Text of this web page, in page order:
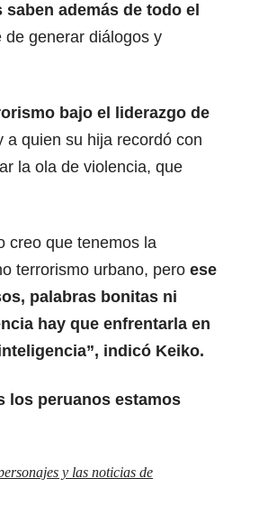
además de todo el
generar diálogos y
bajo el liderazgo de
a quien su hija recordó con
la ola de violencia, que
creo que tenemos la
terrorismo urbano, pero ese
palabras bonitas ni
hay que enfrentarla en
indicó Keiko.
los peruanos estamos
y las noticias de